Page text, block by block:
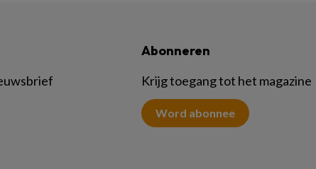
Abonneren
Krijg toegang tot het magazine
Word abonnee